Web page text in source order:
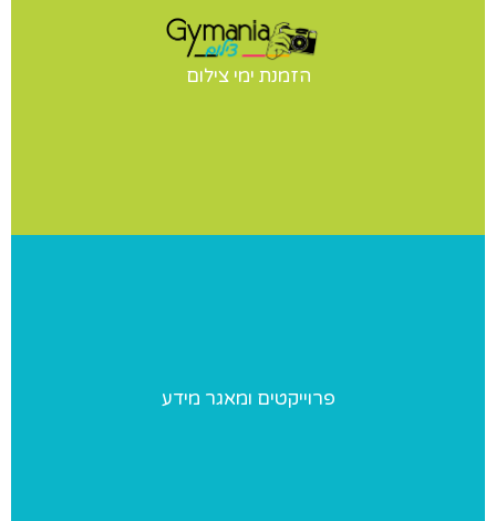
הזמנת ימי צילום
ימי צילום
יש לכם תחרות? הופעה? מעוניינים בצילומי סטודיו לנבחרת
פרוייקטים ומאגר מידע